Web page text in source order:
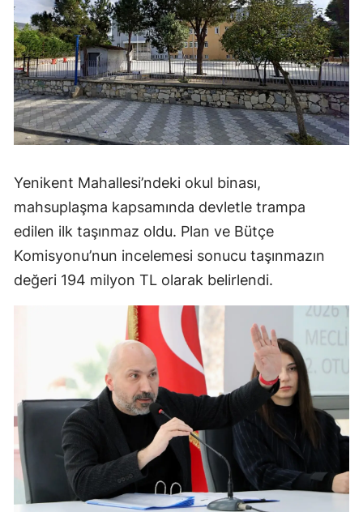
Yenikent Mahallesi’ndeki okul binası,
mahsuplaşma kapsamında devletle trampa
edilen ilk taşınmaz oldu. Plan ve Bütçe
Komisyonu’nun incelemesi sonucu taşınmazın
değeri 194 milyon TL olarak belirlendi.